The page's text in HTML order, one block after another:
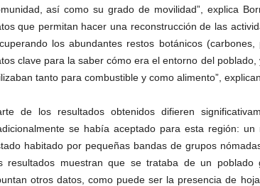
así como su grado de movilidad”, explica
que permitan hacer una reconstrucción de las
los abundantes restos botánicos
clave para la saber cómo era el entorno del
tanto para combustible y como alimento”, explican.
de los resultados obtenidos difieren
se había aceptado para esta región:
habitado por pequeñas bandas de grupos
resultados muestran que se trataba de un poblado
otros datos, como puede ser la presencia de